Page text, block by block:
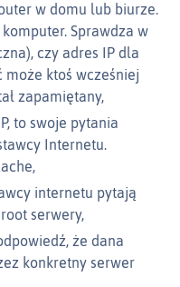
w domu lub biurze.
Sprawdza w
czy adres IP dla
może ktoś wcześniej
zapamiętany,
to swoje pytania
Internetu.
internetu pytają
serwery,
że dana
konkretny serwer